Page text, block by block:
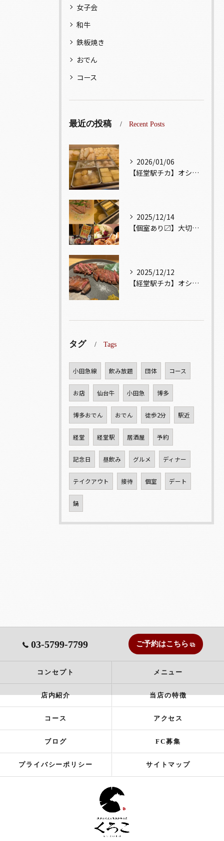
女子会
和牛
鉄板焼き
おでん
コース
最近の投稿 Recent Posts
2026/01/06
【経堂駅チカ】オシャレ居酒屋🏮出汁が美味しいおでんがオススメ...
2025/12/14
【個室あり〼】大切な記念日、お祝い事でのご来店ぜひお待ちして...
2025/12/12
【経堂駅チカ】オシャレ居酒屋🏮自慢のお肉が楽しめる🐃お得なコ...
タグ Tags
小田急線 飲み放題 団体 コース
お店 仙台牛 小田急 博多
博多おでん おでん 徒歩2分 駅近
経堂 経堂駅 居酒屋 予約
記念日 昼飲み グルメ ディナー
テイクアウト 接待 個室 デート
鍋
03-5799-7799 ご予約はこちら
コンセプト メニュー
店内紹介 当店の特徴
コース アクセス
ブログ FC募集
プライバシーポリシー サイトマップ